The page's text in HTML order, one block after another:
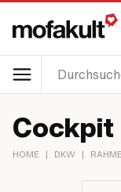
Cockpit
HOME | DKW |